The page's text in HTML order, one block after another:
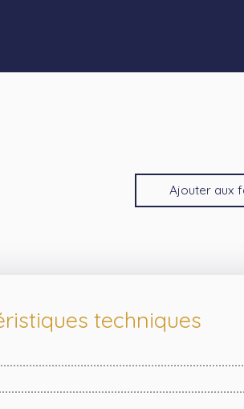
Ajouter aux
techniques